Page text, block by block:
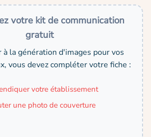
votre kit de communication
gratuit
à la génération d'images pour vos
vous devez compléter votre fiche :
votre établissement
une photo de couverture